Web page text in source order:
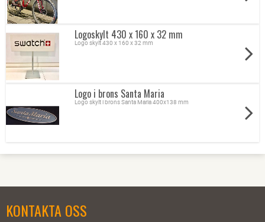
Logoskylt 430 x 160 x 32 mm
Logo skylt 430 x 160 x 32 mm
Logo i brons Santa Maria
Logo skylt i brons Santa Maria 400x138 mm
KONTAKTA OSS